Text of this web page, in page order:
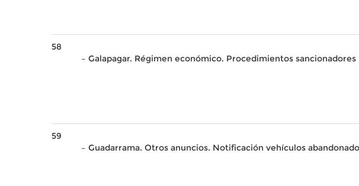
58
– Galapagar. Régimen económico. Procedimientos sancionadores
59
– Guadarrama. Otros anuncios. Notificación vehículos